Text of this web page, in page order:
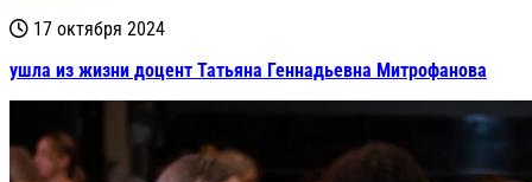
17 октября 2024
ушла из жизни доцент Татьяна Геннадьевна Митрофанова